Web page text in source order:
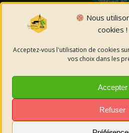
Nous
cookies !
Acceptez-vous l'utilisation de cookies
vos choix dans les
Accepter
Refuser
© 2026 Saint-Côme-et-
Mentions
Politique des